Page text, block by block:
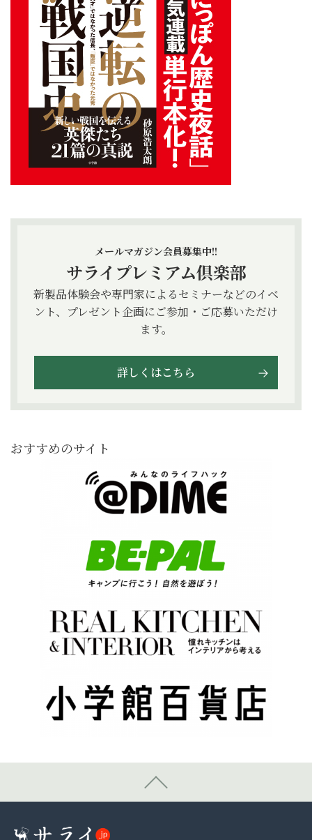
メールマガジン会員募集中!!
サライプレミアム倶楽部
新製品体験会や専門家によるセミナーなどのイベ
ント、プレゼント企画にご参加・ご応募いただけ
ます。
詳しくはこちら
おすすめのサイト